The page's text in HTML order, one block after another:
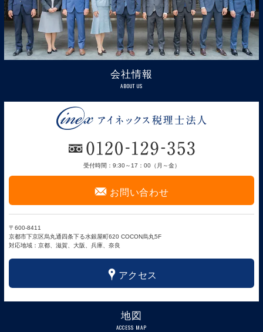
会社情報
ABOUT US
受付時間：9:30～17：00（月～金）
F お問い合わせ
〒600-8411
京都市下京区烏丸通四条下る水銀屋町620 COCON烏丸5F
対応地域：京都、滋賀、大阪、兵庫、奈良
x アクセス
地図
ACCESS MAP